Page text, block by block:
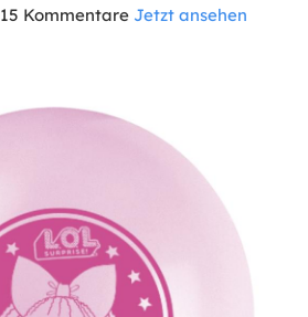
15 Kommentare Jetzt ansehen